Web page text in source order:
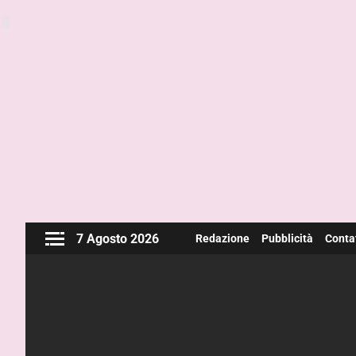
7 Agosto 2026 Redazione Pubblicità